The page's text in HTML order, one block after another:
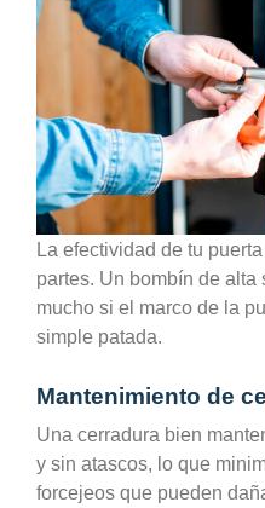
La efectividad de tu
partes. Un bombín de alta
mucho si el marco de la
simple patada.
Mantenimiento de
Una cerradura bien
y sin atascos, lo que
forcejeos que pueden